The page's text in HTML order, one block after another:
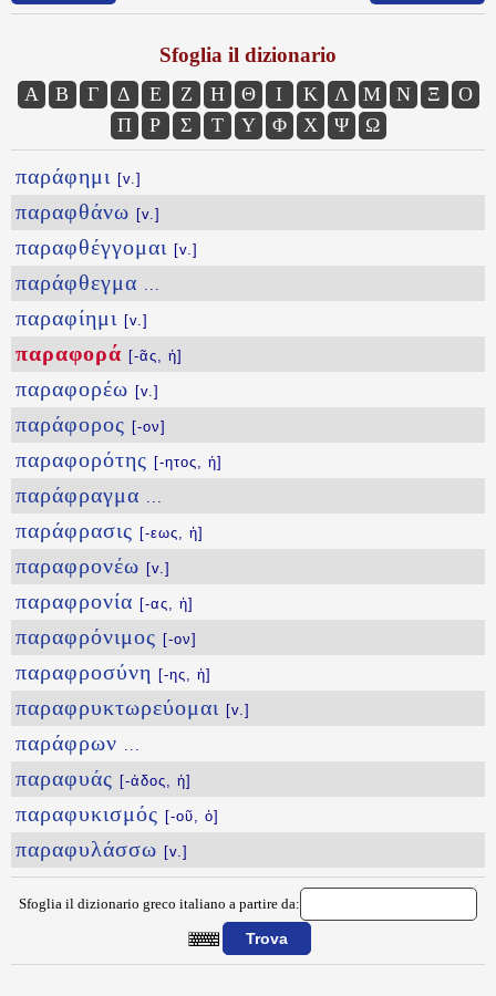
Sfoglia il dizionario
Α Β Γ Δ Ε Ζ Η Θ Ι Κ Λ Μ Ν Ξ
Ο
Π
Ρ Σ Τ Υ Φ Χ Ψ Ω
παράφημι [v.]
παραφθάνω [v.]
παραφθέγγομαι [v.]
παράφθεγμα ...
παραφίημι [v.]
παραφορά [-ᾶς, ἡ]
παραφορέω [v.]
παράφορος [-ον]
παραφορότης [-ητος, ἡ]
παράφραγμα ...
παράφρασις [-εως, ἡ]
παραφρονέω [v.]
παραφρονία [-ας, ἡ]
παραφρόνιμος [-ον]
παραφροσύνη [-ης, ἡ]
παραφρυκτωρεύομαι [v.]
παράφρων ...
παραφυάς [-άδος, ἡ]
παραφυκισμός [-οῦ, ὁ]
παραφυλάσσω [v.]
Sfoglia il dizionario greco italiano a partire da: